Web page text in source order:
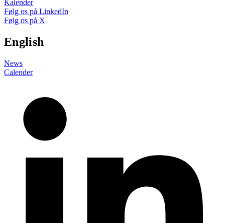
Kalender
Følg os på LinkedIn
Følg os på X
English
News
Calender